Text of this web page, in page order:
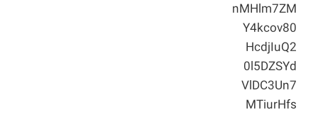
nMHlm7ZM
Y4kcov80
HcdjIuQ2
0l5DZSYd
VlDC3Un7
MTiurHfs